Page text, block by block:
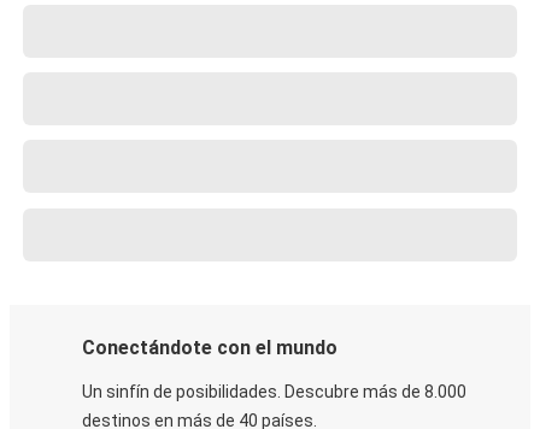
Conectándote con el mundo
Un sinfín de posibilidades. Descubre más de 8.000
destinos en más de 40 países.